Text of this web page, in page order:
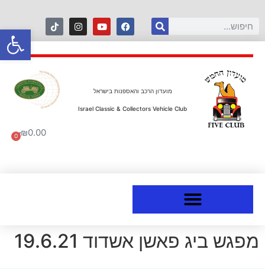
מועדון הרכב והאספנות בישראל
Israel Classic & Collectors Vehicle Club
₪0.00
0
מפגש ביג פאשן אשדוד 19.6.21
פתח